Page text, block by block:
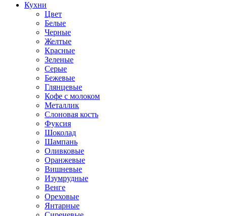
Кухни
Цвет
Белые
Черные
Желтые
Красные
Зеленые
Серые
Бежевые
Глянцевые
Кофе с молоком
Металлик
Слоновая кость
Фуксия
Шоколад
Шампань
Оливковые
Оранжевые
Вишневые
Изумрудные
Венге
Ореховые
Янтарные